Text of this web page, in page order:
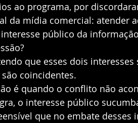
ao programa, por
da mídia comercial: atender
público da
que esses dois
coincidentes.
é quando o conflito não
o interesse público
que no embate desses